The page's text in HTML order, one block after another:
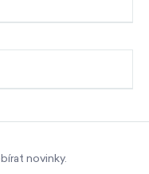
novinky.